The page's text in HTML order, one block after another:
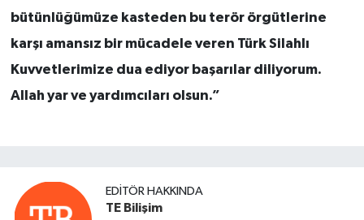
bütünlüğümüze kasteden bu terör örgütlerine
karşı amansız bir mücadele veren Türk Silahlı
Kuvvetlerimize dua ediyor başarılar diliyorum.
Allah yar ve yardımcıları olsun.”
EDITÖR HAKKINDA
TE Bilişim